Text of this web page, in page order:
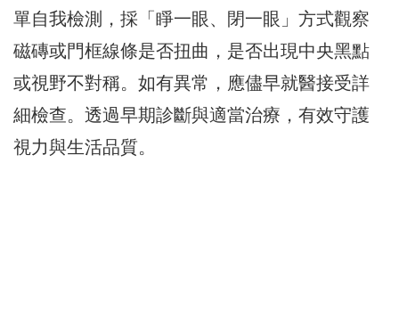
單自我檢測， 採「睜一眼、閉一眼」方式觀察
磁磚或門框線條是否扭曲， 是否出現中央黑點
或視野不對稱。如有異常， 應儘早就醫接受詳
細檢查。透過早期診斷與適當治療， 有效守護
視力與生活品質。